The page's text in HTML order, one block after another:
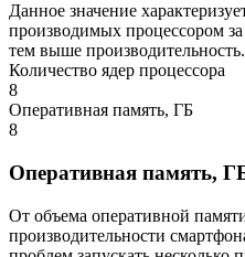
Данное значение
производимых процессором
тем выше производительность.
Количество ядер процессора
8
Оперативная память, ГБ
8
Оперативная память,
От объема оперативной
производительности